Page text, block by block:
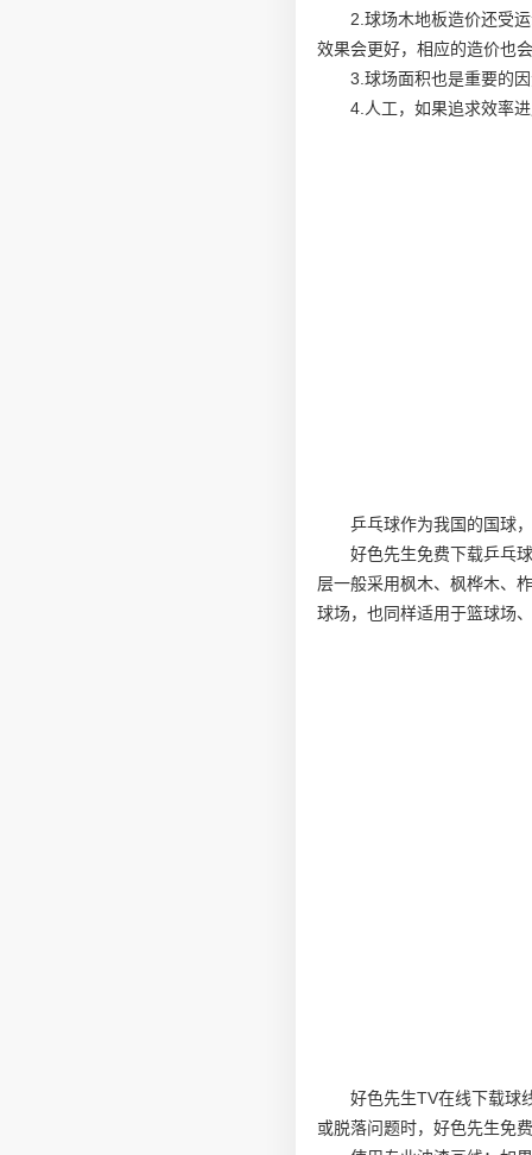
2.球场木地板造价还受
效果会更好，相应的造价也
3.球场面积也是重要的
4.人工，如果追求效率
乒乓球作为我国的国球
好色先生免费下载乒乓
层一般采用枫木、枫桦木、
球场，也同样适用于篮球场
好色先生TV在线下载球
或脱落问题时，好色先生免